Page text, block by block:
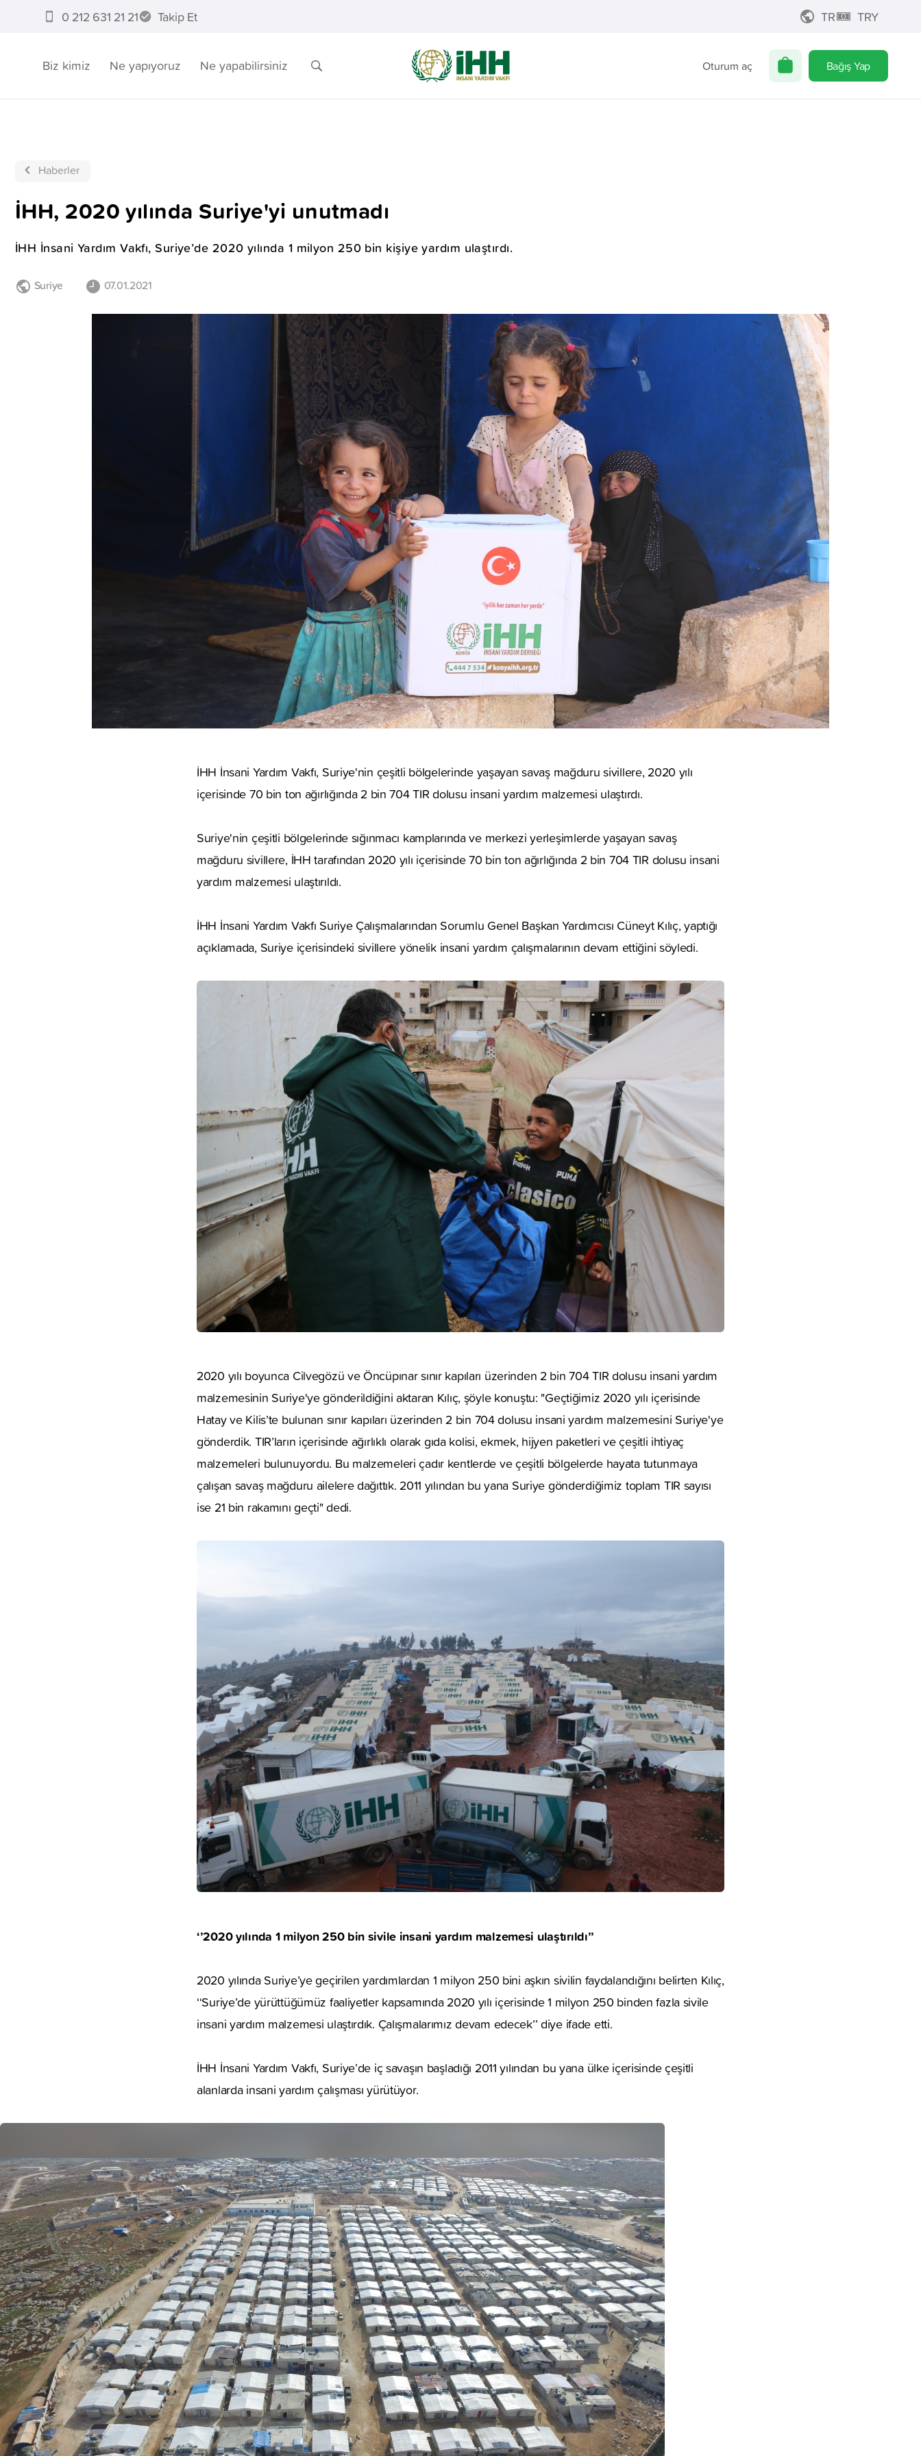
0 212 631 21 21 Takip Et TR TRY
Biz kimiz Ne yapıyoruz Ne yapabilirsiniz Oturum aç Bağış Yap
Haberler
İHH, 2020 yılında Suriye'yi unutmadı
İHH İnsani Yardım Vakfı, Suriye’de 2020 yılında 1 milyon 250 bin kişiye yardım ulaştırdı.
Suriye 07.01.2021
İHH İnsani Yardım Vakfı, Suriye'nin çeşitli bölgelerinde yaşayan savaş mağduru sivillere, 2020 yılı
içerisinde 70 bin ton ağırlığında 2 bin 704 TIR dolusu insani yardım malzemesi ulaştırdı.
Suriye'nin çeşitli bölgelerinde sığınmacı kamplarında ve merkezi yerleşimlerde yaşayan savaş
mağduru sivillere, İHH tarafından 2020 yılı içerisinde 70 bin ton ağırlığında 2 bin 704 TIR dolusu insani
yardım malzemesi ulaştırıldı.
İHH İnsani Yardım Vakfı Suriye Çalışmalarından Sorumlu Genel Başkan Yardımcısı Cüneyt Kılıç, yaptığı
açıklamada, Suriye içerisindeki sivillere yönelik insani yardım çalışmalarının devam ettiğini söyledi.
2020 yılı boyunca Cilvegözü ve Öncüpınar sınır kapıları üzerinden 2 bin 704 TIR dolusu insani yardım
malzemesinin Suriye'ye gönderildiğini aktaran Kılıç, şöyle konuştu: "Geçtiğimiz 2020 yılı içerisinde
Hatay ve Kilis’te bulunan sınır kapıları üzerinden 2 bin 704 dolusu insani yardım malzemesini Suriye'ye
gönderdik. TIR’ların içerisinde ağırlıklı olarak gıda kolisi, ekmek, hijyen paketleri ve çeşitli ihtiyaç
malzemeleri bulunuyordu. Bu malzemeleri çadır kentlerde ve çeşitli bölgelerde hayata tutunmaya
çalışan savaş mağduru ailelere dağıttık. 2011 yılından bu yana Suriye gönderdiğimiz toplam TIR sayısı
ise 21 bin rakamını geçti" dedi.
‘’2020 yılında 1 milyon 250 bin sivile insani yardım malzemesi ulaştırıldı’’
2020 yılında Suriye’ye geçirilen yardımlardan 1 milyon 250 bini aşkın sivilin faydalandığını belirten Kılıç,
‘‘Suriye’de yürüttüğümüz faaliyetler kapsamında 2020 yılı içerisinde 1 milyon 250 binden fazla sivile
insani yardım malzemesi ulaştırdık. Çalışmalarımız devam edecek’’ diye ifade etti.
İHH İnsani Yardım Vakfı, Suriye’de iç savaşın başladığı 2011 yılından bu yana ülke içerisinde çeşitli
alanlarda insani yardım çalışması yürütüyor.